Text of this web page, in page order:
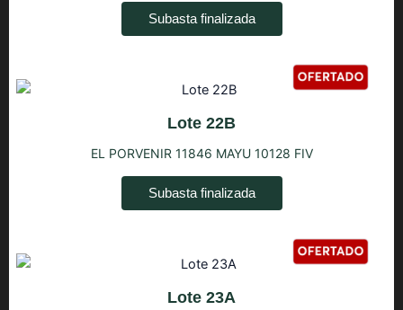
Subasta finalizada
Lote 22B
EL PORVENIR 11846 MAYU 10128 FIV
Subasta finalizada
Lote 23A